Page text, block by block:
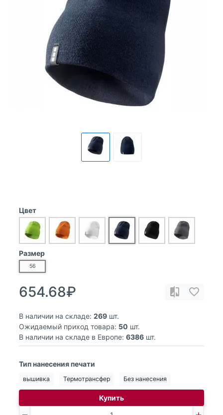
Цвет
Размер
56
654.68₽
В наличии на складе: 269 шт.
Ожидаемый приход товара: 50 шт.
В наличии на складе в Европе: 6386 шт.
Тип нанесения печати
вышивка Термотрансфер Без нанесения
Купить